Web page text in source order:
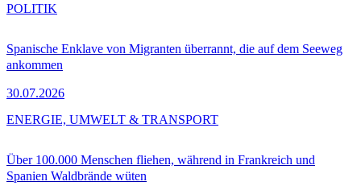
Spanische Enklave von Migranten überrannt, die auf dem Seeweg
ankommen
30.07.2026
POLITIK
Über 100.000 Menschen fliehen, während in Frankreich und
Spanien Waldbrände wüten
ENERGIE, UMWELT & TRANSPORT